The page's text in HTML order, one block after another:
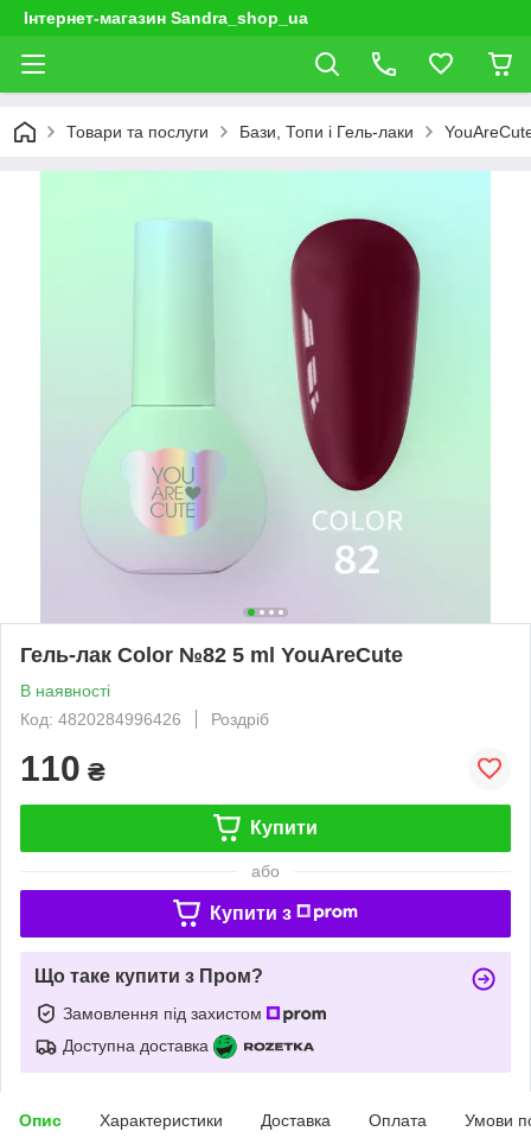
Інтернет-магазин Sandra_shop_ua
Товари та послуги Бази, Топи і Гель-лаки
Гель-лак Color №82 5 ml YouAreCute
В наявності
Код: 4820284996426
Роздріб
110 ₴
Купити
або
Купити з
Що таке купити з Пром?
Замовлення під захистом
Доступна доставка
Опис Характеристики Доставка Оплата Умови